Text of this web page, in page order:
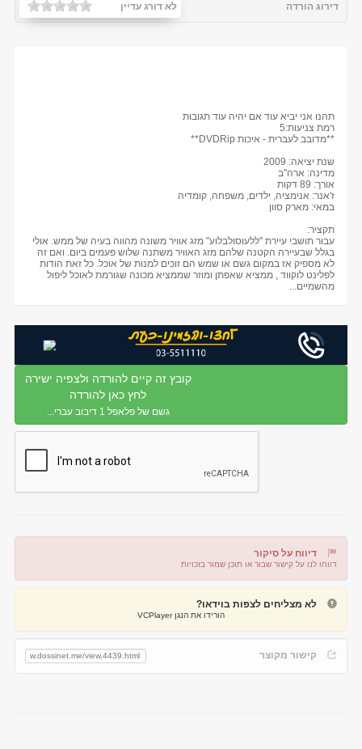
לא דורג עדיין דירוג הורדה
תהנו אני יביא עוד אם יהיה עוד תגובות
רמת צניעות:5
**מדובב לעברית - איכות DVDRip**
שנת יציאה: 2009
מדינה: ארה"ב
אורך: 89 דקות
ז'אנר: אנימציה, ילדים, משפחה, קומדיה
במאי: מארק סוון
תקציר:
עבור תושבי עיירת "ללעוסולבלוע" מזג אוויר משונה מהווה בעיה של ממש. אולי
בגלל שבעיירה הקטנה שלהם מזג האוויר משתנה שלוש פעמים ביום. ואם זה
לא מספיק אז במקום גשם או שמש הם זוכים למנות של אוכל. כל זאת הודות
לפלינט לוקווד , ממציא שאפתן ומוזר שממציא מכונה שגורמת לאוכל ליפול
מהשמיים...
קובץ זה קיים להורדה ולצפיה ישירה
לחץ כאן להורדה
גשם של פלאפל 1 דיבוב עברי...
דיווח על סיקור
דווחו לנו על קישור שבור או תוכן שמור בזכויות
דיווח על קישור שבור
לא מצליחים לצפות בוידאו?
הורידו את הנגן VCPlayer
קישור מקוצר